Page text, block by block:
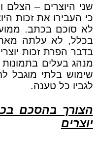
שני היוצרים –
כי העבירו את זכות
לא סוכם בכתב.
בכלל, לא עלתה
בדבר הפרת זכות
מנהג בעלים
שימוש בלתי מוגבל
לגביו כל טענה.
הצורך בהסכם
יוצרים